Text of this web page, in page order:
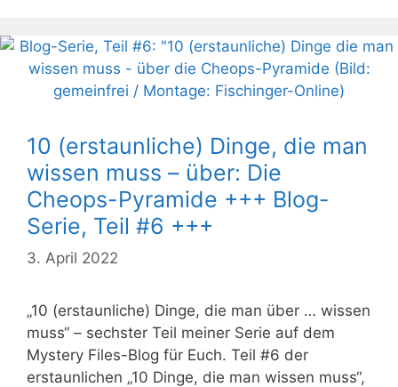
10 (erstaunliche) Dinge, die man
wissen muss – über: Die
Cheops-Pyramide +++ Blog-
Serie, Teil #6 +++
3. April 2022
„10 (erstaunliche) Dinge, die man über … wissen
muss“ – sechster Teil meiner Serie auf dem
Mystery Files-Blog für Euch. Teil #6 der
erstaunlichen „10 Dinge, die man wissen muss“,